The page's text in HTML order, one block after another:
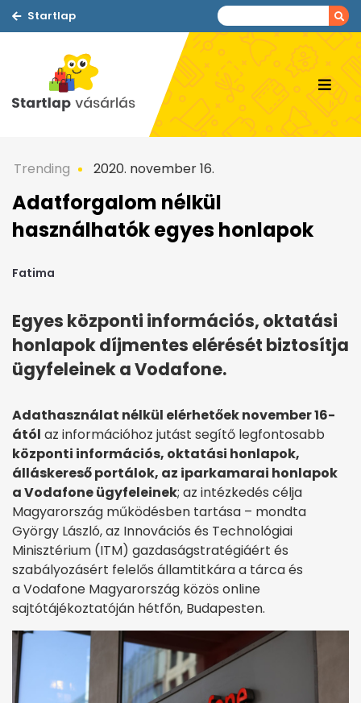
Startlap
Trending 2020. november 16.
Adatforgalom nélkül
használhatók egyes honlapok
Fatima
Egyes központi információs, oktatási
honlapok díjmentes elérését biztosítja
ügyfeleinek a Vodafone.
Adathasználat nélkül elérhetőek november 16-
ától az információhoz jutást segítő legfontosabb
központi információs, oktatási honlapok,
álláskereső portálok, az iparkamarai honlapok
a Vodafone ügyfeleinek; az intézkedés célja
Magyarország működésben tartása – mondta
György László, az Innovációs és Technológiai
Minisztérium (ITM) gazdaságstratégiáért és
szabályozásért felelős államtitkára a tárca és
a Vodafone Magyarország közös online
sajtótájékoztatóján hétfőn, Budapesten.